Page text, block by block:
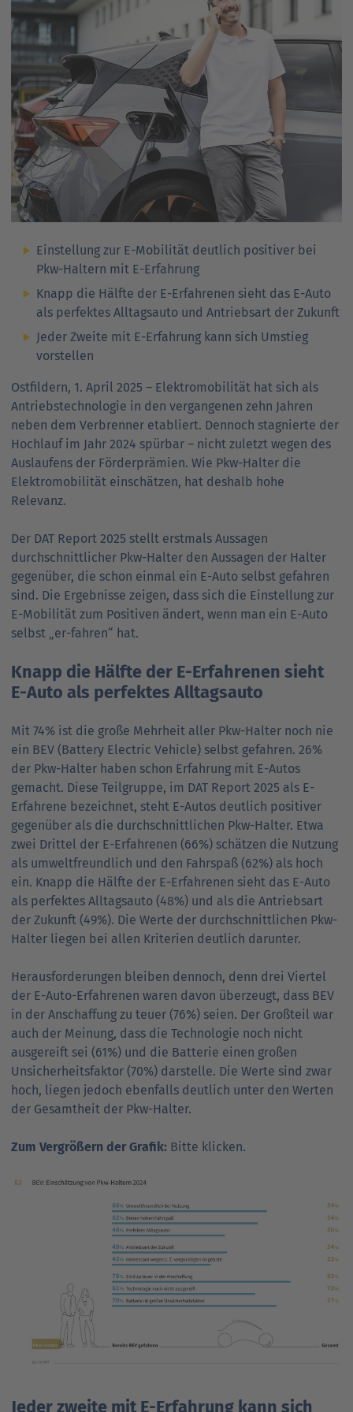
Ansprechpartner
to
parent
navigation
Go
to
parent
navigation
Nachrichten
Pressekontakt
Go
to
parent
navigation
Einstellung zur E-Mobilität deutlich positiver bei
Pkw-Haltern mit E-Erfahrung
Knapp die Hälfte der E-Erfahrenen sieht das E-Auto
als perfektes Alltagsauto und Antriebsart der Zukunft
Jeder Zweite mit E-Erfahrung kann sich Umstieg
vorstellen
Ostfildern, 1. April 2025 – Elektromobilität hat sich als
Antriebstechnologie in den vergangenen zehn Jahren
neben dem Verbrenner etabliert. Dennoch stagnierte der
Hochlauf im Jahr 2024 spürbar – nicht zuletzt wegen des
Auslaufens der Förderprämien. Wie Pkw-Halter die
Elektromobilität einschätzen, hat deshalb hohe
Relevanz.
Der DAT Report 2025 stellt erstmals Aussagen
durchschnittlicher Pkw-Halter den Aus­sa­gen der Halter
gegenüber, die schon einmal ein E-Auto selbst gefahren
sind. Die Ergebnisse zeigen, dass sich die Einstellung zur
E-Mobilität zum Positiven ändert, wenn man ein E-Auto
selbst „er-fahren“ hat.
Knapp die Hälfte der E-Erfahrenen sieht
E-Auto als perfektes Alltagsauto
Mit 74% ist die große Mehrheit aller Pkw-Halter noch nie
ein BEV (Battery Electric Vehicle) selbst gefahren. 26%
der Pkw-Halter haben schon Erfahrung mit E-Autos
gemacht. Diese Teilgruppe, im DAT Report 2025 als E-
Erfahrene bezeichnet, steht E-Autos deutlich positiver
gegenüber als die durchschnittlichen Pkw-Halter. Etwa
zwei Drittel der E-Erfahrenen (66%) schätzen die Nutzung
als umweltfreundlich und den Fahrspaß (62%) als hoch
ein. Knapp die Hälfte der E-Erfahrenen sieht das E-Auto
als perfektes Alltagsauto (48%) und als die Antriebsart
der Zukunft (49%). Die Werte der durchschnittlichen Pkw-
Halter liegen bei allen Kriterien deutlich darunter.
Herausforderungen bleiben dennoch, denn drei Viertel
der E-Auto-Erfahrenen waren davon überzeugt, dass BEV
in der Anschaffung zu teuer (76%) seien. Der Großteil war
auch der Meinung, dass die Technologie noch nicht
ausgereift sei (61%) und die Batterie einen großen
Unsicherheitsfaktor (70%) darstelle. Die Werte sind zwar
hoch, liegen jedoch ebenfalls deutlich unter den Werten
der Gesamtheit der Pkw-Halter.
Zum Vergrößern der Grafik: Bitte klicken.
Jeder zweite mit E-Erfahrung kann sich